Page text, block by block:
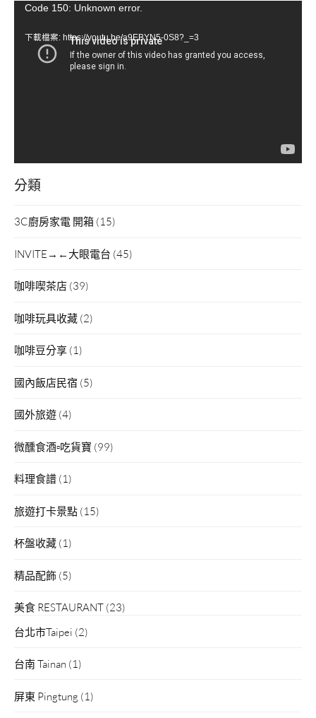
視Code 150: Unknown error.
下載檔案: https://youtu.be/a9EBYN5-0S8?_=3
分類
3C廚房家電 開箱 (15)
INVITE→←大眼電台 (45)
咖啡喫茶店 (39)
咖啡玩具收藏 (2)
咖啡豆分享 (1)
國內飯店民宿 (5)
國外旅遊 (4)
微醺食酒▫吃貨寶 (99)
料理食譜 (1)
旅遊打卡景點 (15)
杯盤收藏 (1)
精品配飾 (5)
美食 RESTAURANT (23)
台北市Taipei (2)
台南 Tainan (1)
屏東 Pingtung (1)